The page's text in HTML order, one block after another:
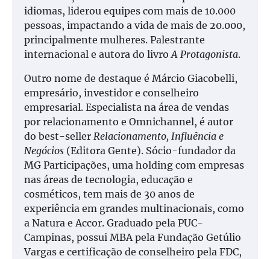
idiomas, liderou equipes com mais de 10.000
pessoas, impactando a vida de mais de 20.000,
principalmente mulheres. Palestrante
internacional e autora do livroA Protagonista.
Outro nome de destaque é Márcio Giacobelli,
empresário, investidor e conselheiro
empresarial. Especialista na área de vendas
por relacionamento e Omnichannel, é autor
do best-seller Relacionamento, Influência e
Negócios (Editora Gente). Sócio-fundador da
MG Participações, uma holding com empresas
nas áreas de tecnologia, educação e
cosméticos, tem mais de 30 anos de
experiência em grandes multinacionais, como
a Natura e Accor. Graduado pela PUC-
Campinas, possui MBA pela Fundação Getúlio
Vargas e certificação de conselheiro pela FDC,